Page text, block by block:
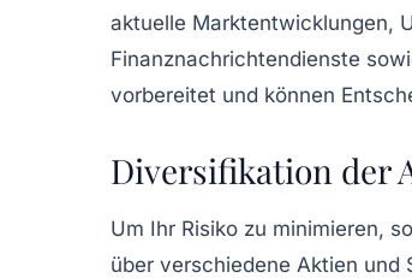
aktuelle Marktentwicklungen,
Finanznachrichtendienste
vorbereitet und können
Diversifikation der
Um Ihr Risiko zu minimieren,
über verschiedene Aktien und